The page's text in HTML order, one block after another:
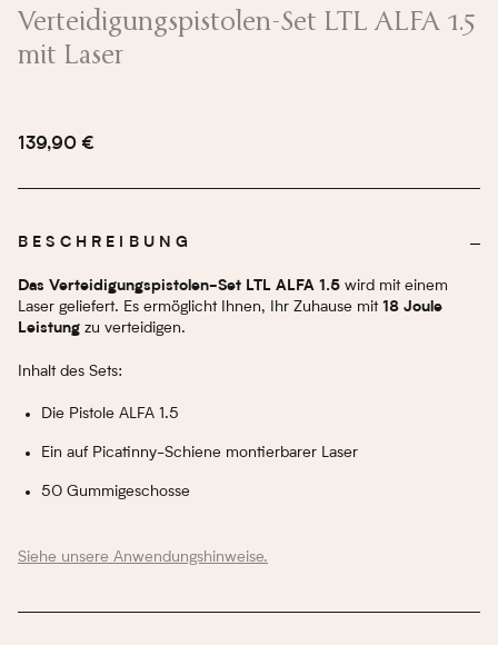
Verteidigungspistolen-Set LTL ALFA 1.5
mit Laser
139,90 €
BESCHREIBUNG
Das Verteidigungspistolen-Set LTL ALFA 1.5 wird mit einem
Laser geliefert. Es ermöglicht Ihnen, Ihr Zuhause mit 18 Joule
Leistung zu verteidigen.
Inhalt des Sets:
Die Pistole ALFA 1.5
Ein auf Picatinny-Schiene montierbarer Laser
50 Gummigeschosse
Siehe unsere Anwendungshinweise.